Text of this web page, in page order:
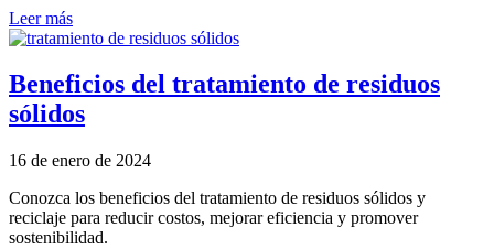
Leer más
Beneficios del tratamiento de residuos
sólidos
16 de enero de 2024
Conozca los beneficios del tratamiento de residuos sólidos y
reciclaje para reducir costos, mejorar eficiencia y promover
sostenibilidad.